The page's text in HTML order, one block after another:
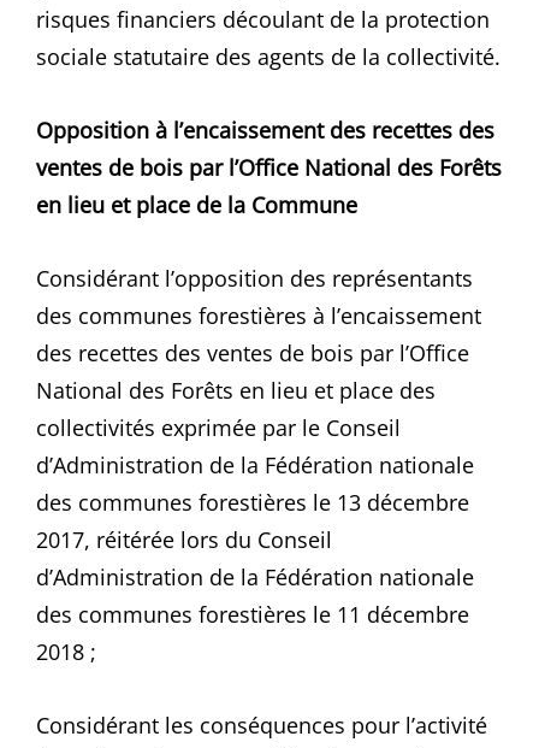
risques financiers découlant de la protection
sociale statutaire des agents de la collectivité.
Opposition à l’encaissement des recettes des
ventes de bois par l’Office National des Forêts
en lieu et place de la Commune
Considérant l’opposition des représentants
des communes forestières à l’encaissement
des recettes des ventes de bois par l’Office
National des Forêts en lieu et place des
collectivités exprimée par le Conseil
d’Administration de la Fédération nationale
des communes forestières le 13 décembre
2017, réitérée lors du Conseil
d’Administration de la Fédération nationale
des communes forestières le 11 décembre
2018 ;
Considérant les conséquences pour l’activité